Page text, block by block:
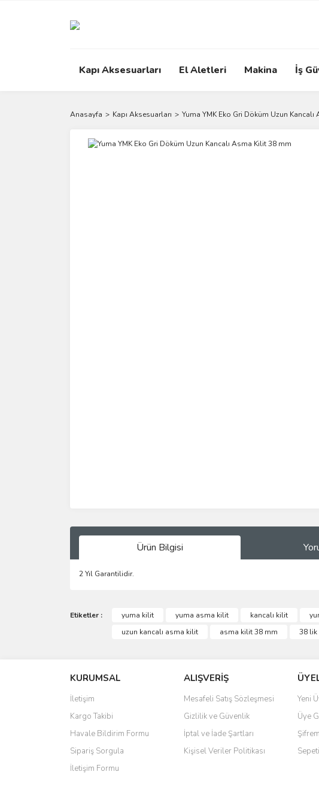
Kapı Aksesuarları El Aletleri Makina İş
Anasayfa Kapı Aksesuarları Yuma YMK Eko Gri Döküm Uzun
Ürün Bilgisi
2 Yıl Garantilidir.
Görüş ve önerileriniz için teşekkür ederiz.
Ürün bilgilerinde hatalar bulunuyor.
Ürün fiyatı diğer sitelerden daha pahalı.
Bu ürüne benzer farklı alternatifler olmalı.
Etiketler : yuma kilit yuma asma kilit kancalı kilit
uzun kancalı asma kilit
asma kilit 38 mm 38
KURUMSAL
İletişim
Kargo Takibi
Havale Bildirim Formu
Sipariş Sorgula
İletişim Formu
ALIŞVERİŞ
Mesafeli Satış Sözleşmesi
Gizlilik ve Güvenlik
İptal ve İade Şartları
Kişisel Veriler Politikası
Yeni
Üye